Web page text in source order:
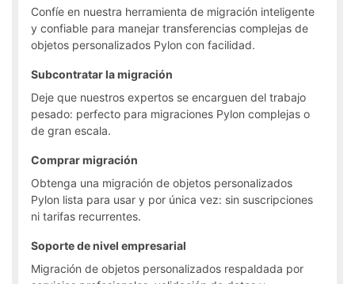
Confíe en nuestra herramienta de migración inteligente
y confiable para manejar transferencias complejas de
objetos personalizados Pylon con facilidad.
Subcontratar la migración
Deje que nuestros expertos se encarguen del trabajo
pesado: perfecto para migraciones Pylon complejas o
de gran escala.
Comprar migración
Obtenga una migración de objetos personalizados
Pylon lista para usar y por única vez: sin suscripciones
ni tarifas recurrentes.
Soporte de nivel empresarial
Migración de objetos personalizados respaldada por